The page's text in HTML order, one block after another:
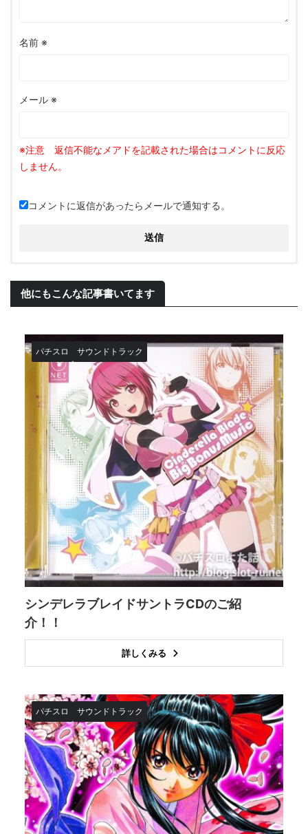
名前 ※
メール ※
コメントに返信があったらメールで通知する。
他にもこんな記事書いてます
パチスロ サウンドトラック
シンデレラブレイドサントラCDのご紹
介！！
詳しくみる
パチスロ サウンドトラック